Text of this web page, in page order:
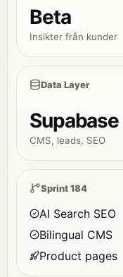
Beta
Insikter från kunder
Data Layer
Supabase
CMS, leads, SEO
Sprint 184
AI Search SEO
Bilingual CMS
Product pages